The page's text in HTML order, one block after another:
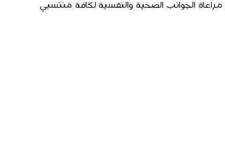
الجوانب الصحية والنفسية لكافة منتسبي